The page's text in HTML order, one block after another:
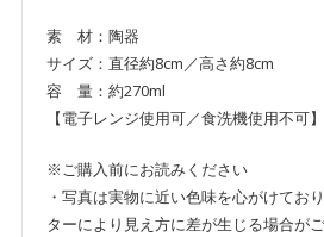
素 材：陶器
サイズ：直径約8cm／高さ約8cm
容 量：約270ml
【電子レンジ使用可／食洗機使用不可】
※ご購入前にお読みください
・写真は実物に近い色味を心がけてお
ターにより見え方に差が生じる場合がご